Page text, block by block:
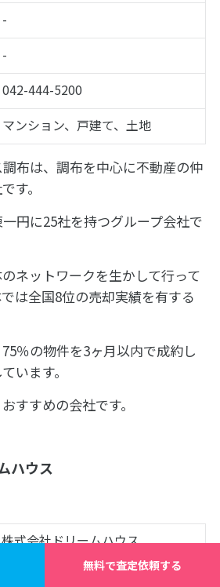
-
-
042-444-5200
マンション、戸建て、土地
布は、調布を中心に不動産の仲
す。
円に25社を持つグループ会社で
ネットワークを生かして行って
は全国8位の売却実績を有する
％の物件を3ヶ月以内で成約し
います。
すすめの会社です。
ハウス
株式会社ドリームハウス
東京都調布市仙川町3-9-22 グラ
無料で査定依頼する